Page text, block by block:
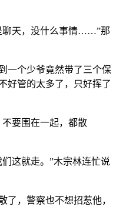
聊天，没什么事情……”那
一个少爷竟然带了三个保
好管的太多了，只好挥了
要围在一起，都散
这就走。”木宗林连忙说
，警察也不想招惹他，